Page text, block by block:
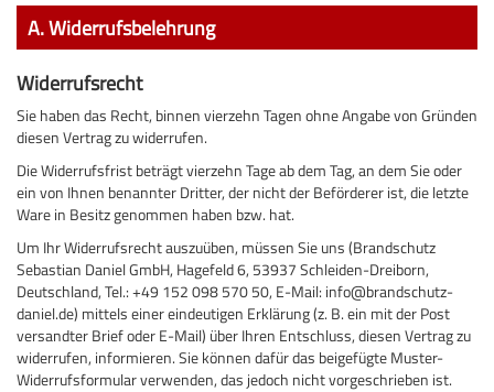
A. Widerrufsbelehrung
Widerrufsrecht
Sie haben das Recht, binnen vierzehn Tagen ohne Angabe von Gründen
diesen Vertrag zu widerrufen.
Die Widerrufsfrist beträgt vierzehn Tage ab dem Tag, an dem Sie oder
ein von Ihnen benannter Dritter, der nicht der Beförderer ist, die letzte
Ware in Besitz genommen haben bzw. hat.
Um Ihr Widerrufsrecht auszuüben, müssen Sie uns (Brandschutz
Sebastian Daniel GmbH, Hagefeld 6, 53937 Schleiden-Dreiborn,
Deutschland, Tel.: +49 152 098 570 50, E-Mail: info@brandschutz-
daniel.de) mittels einer eindeutigen Erklärung (z. B. ein mit der Post
versandter Brief oder E-Mail) über Ihren Entschluss, diesen Vertrag zu
widerrufen, informieren. Sie können dafür das beigefügte Muster-
Widerrufsformular verwenden, das jedoch nicht vorgeschrieben ist.